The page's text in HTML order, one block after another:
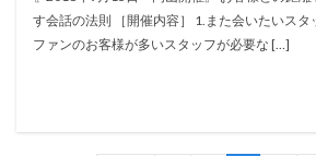
す会話の法則 ［開催内容］ 1.また会いたいスタ
ファンのお客様が多いスタッフが必要な […]